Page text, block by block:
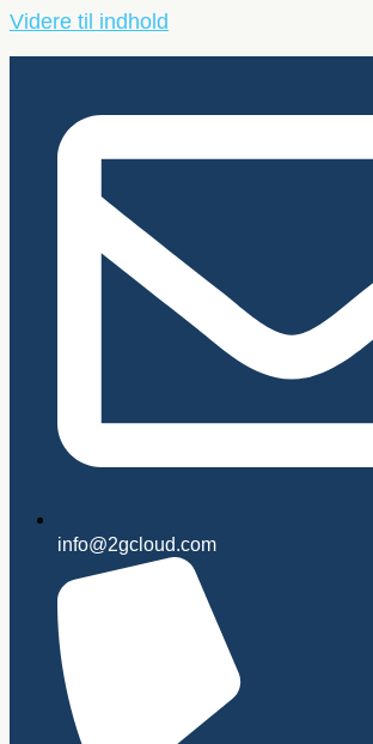
Videre til indhold
info@2gcloud.com